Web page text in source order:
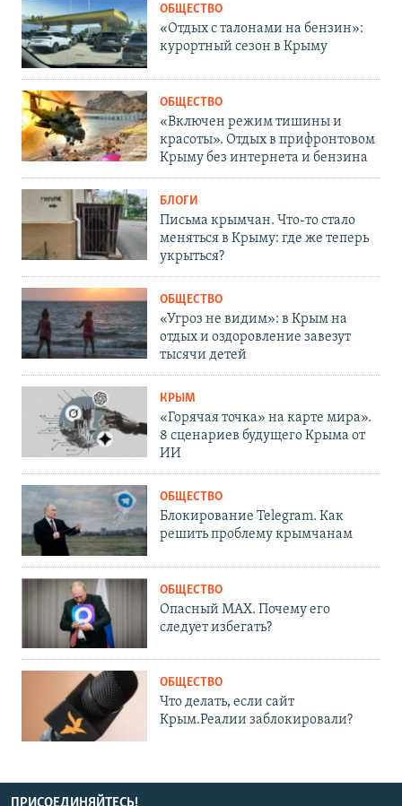
ОБЩЕСТВО
«Отдых с талонами на бензин»:
курортный сезон в Крыму
ОБЩЕСТВО
«Включен режим тишины и
красоты». Отдых в прифронтовом
Крыму без интернета и бензина
БЛОГИ
Письма крымчан. Что-то стало
меняться в Крыму: где же теперь
укрыться?
ОБЩЕСТВО
«Угроз не видим»: в Крым на
отдых и оздоровление завезут
тысячи детей
КРЫМ
«Горячая точка» на карте мира».
8 сценариев будущего Крыма от
ИИ
ОБЩЕСТВО
Блокирование Telegram. Как
решить проблему крымчанам
ОБЩЕСТВО
Опасный MAX. Почему его
следует избегать?
ОБЩЕСТВО
Что делать, если сайт
Крым.Реалии заблокировали?